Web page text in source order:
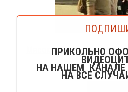
Мясокомбинат на сегодня
ПРИКОЛЬНО
НА НАШЕМ КАНАЛЕ
НА ВСЕ